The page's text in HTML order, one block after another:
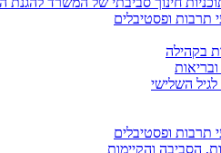
תרבות ופסטיבלים
בקהילה
השלישי
תרבות ופסטיבלים
הסביבה והקיימות